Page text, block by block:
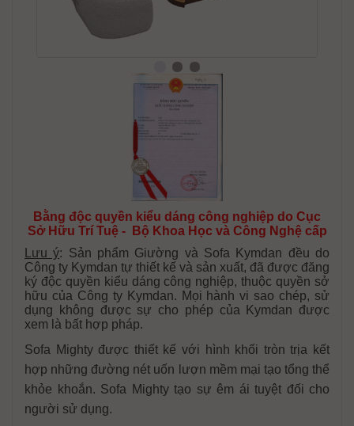
Bằng độc quyền kiểu dáng công nghiệp do Cục
Sở Hữu Trí Tuệ - Bộ Khoa Học và Công Nghệ cấp
Lưu ý: Sản phẩm Giường và Sofa Kymdan đều do
Công ty Kymdan tự thiết kế và sản xuất, đã được đăng
ký độc quyền kiểu dáng công nghiệp, thuộc quyền sở
hữu của Công ty Kymdan. Mọi hành vi sao chép, sử
dụng không được sự cho phép của Kymdan được
xem là bất hợp pháp.
Sofa Mighty được thiết kế với hình khối tròn trịa kết
hợp những đường nét uốn lượn mềm mại tạo tổng thể
khỏe khoắn. Sofa Mighty tạo sự êm ái tuyệt đối cho
người sử dụng.